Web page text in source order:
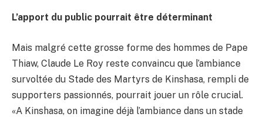
L’apport du public pourrait être déterminant
Mais malgré cette grosse forme des hommes de Pape
Thiaw, Claude Le Roy reste convaincu que l’ambiance
survoltée du Stade des Martyrs de Kinshasa, rempli de
supporters passionnés, pourrait jouer un rôle crucial.
«A Kinshasa, on imagine déjà l’ambiance dans un stade